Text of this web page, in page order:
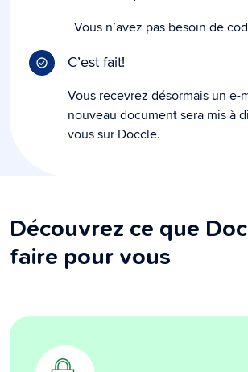
Vous n’avez pas besoin de
C’est fait!
Vous recevrez désormais un e-
nouveau document sera mis à
vous sur Doccle.
Découvrez ce que
faire pour vous